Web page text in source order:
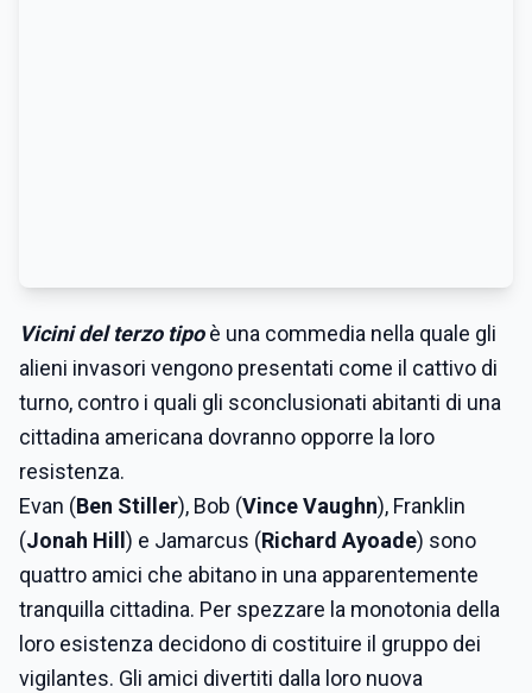
Vicini del terzo tipoè una commedia nella quale gli
alieni invasori vengono presentati come il cattivo di
turno, contro i quali gli sconclusionati abitanti di una
cittadina americana dovranno opporre la loro
resistenza.
Evan (Ben Stiller), Bob (Vince Vaughn), Franklin
(Jonah Hill ) e Jamarcus (Richard Ayoade) sono
quattro amici che abitano in una apparentemente
tranquilla cittadina. Per spezzare la monotonia della
loro esistenza decidono di costituire il gruppo dei
vigilantes. Gli amici divertiti dalla loro nuova